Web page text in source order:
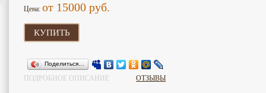
Цена: от 15000 руб.
КУПИТЬ
Поделиться…
ПОДРОБНОЕ ОПИСАНИЕ ОТЗЫВЫ